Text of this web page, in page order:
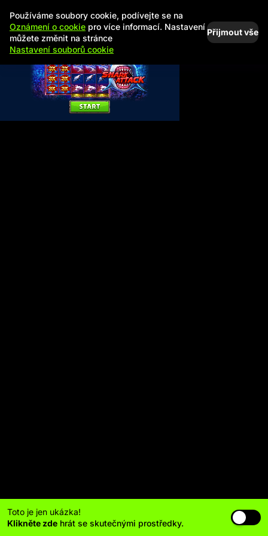
Toto je jen ukázka!
Klikněte zde hrát se skutečnými prostředky.
Používáme soubory cookie, podívejte se na
Oznámení o cookie pro více informací. Nastavení
můžete změnit na stránce
Nastavení souborů cookie
Přijmout vše